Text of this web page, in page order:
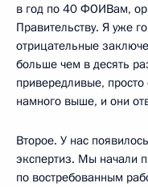
в год по 40 ФОИВам,
Правительству. Я уже
отрицательные
больше чем в десять
привередливые, просто
намного выше, и они
Второе. У нас
экспертиз. Мы начали
по востребованным